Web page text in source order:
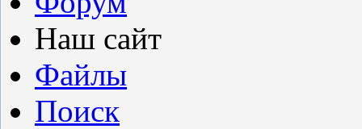
Наш сайт
Файлы
Поиск